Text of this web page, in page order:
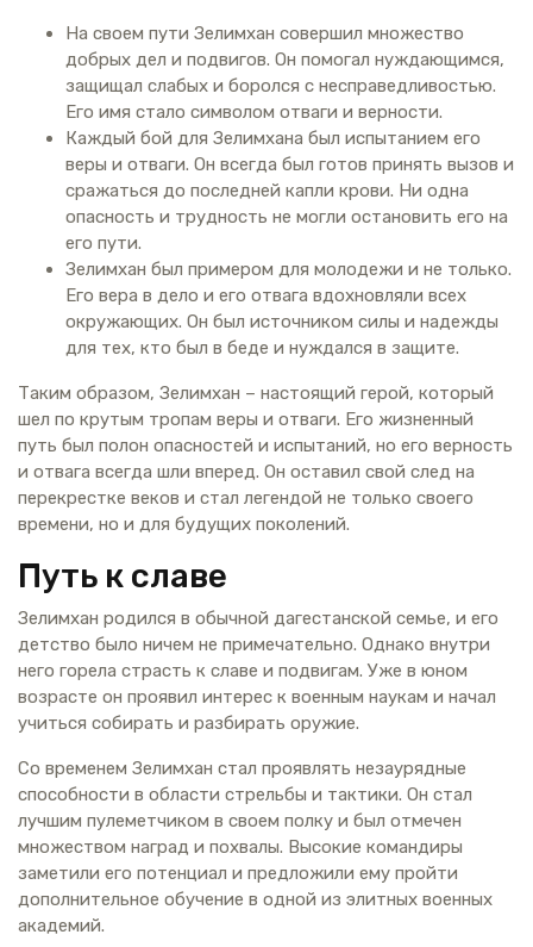
На своем пути Зелимхан совершил множество
добрых дел и подвигов. Он помогал нуждающимся,
защищал слабых и боролся с несправедливостью.
Его имя стало символом отваги и верности.
Каждый бой для Зелимхана был испытанием его
веры и отваги. Он всегда был готов принять вызов и
сражаться до последней капли крови. Ни одна
опасность и трудность не могли остановить его на
его пути.
Зелимхан был примером для молодежи и не только.
Его вера в дело и его отвага вдохновляли всех
окружающих. Он был источником силы и надежды
для тех, кто был в беде и нуждался в защите.
Таким образом, Зелимхан – настоящий герой, который
шел по крутым тропам веры и отваги. Его жизненный
путь был полон опасностей и испытаний, но его верность
и отвага всегда шли вперед. Он оставил свой след на
перекрестке веков и стал легендой не только своего
времени, но и для будущих поколений.
Путь к славе
Зелимхан родился в обычной дагестанской семье, и его
детство было ничем не примечательно. Однако внутри
него горела страсть к славе и подвигам. Уже в юном
возрасте он проявил интерес к военным наукам и начал
учиться собирать и разбирать оружие.
Со временем Зелимхан стал проявлять незаурядные
способности в области стрельбы и тактики. Он стал
лучшим пулеметчиком в своем полку и был отмечен
множеством наград и похвалы. Высокие командиры
заметили его потенциал и предложили ему пройти
дополнительное обучение в одной из элитных военных
академий.